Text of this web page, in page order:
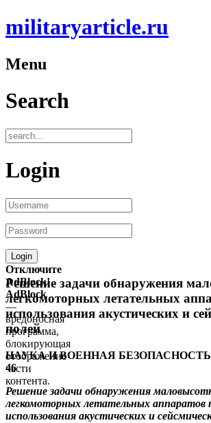
militaryarticle.ru
Menu
Search
Login
Отключите
AdBlock!
AdBlock
—
вредоносная
программа,
блокирующая
отображение
части
контента.
Решение задачи обнаружения
легкомоторных летательных
использования акустических и
полей
НАУКА И ВОЕННАЯ БЕЗОПАСНОСТЬ №
46
Решение задачи обнаружения
легкомоторных летательных аппаратов
использования акустических и